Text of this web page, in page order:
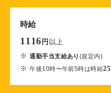
時給
1116 円 以上
※通勤手当支給あり (規定内)
※午後10時〜午前5時は時給25